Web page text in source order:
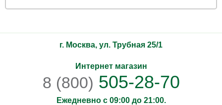
г. Москва, ул. Трубная 25/1
Интернет магазин
8 (800) 505-28-70
Ежедневно с 09:00 до 21:00.